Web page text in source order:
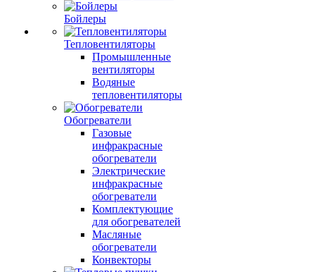
Бойлеры
Тепловентиляторы
Промышленные
вентиляторы
Водяные
тепловентиляторы
Обогреватели
Газовые
инфракрасные
обогреватели
Электрические
инфракрасные
обогреватели
Комплектующие
для обогревателей
Масляные
обогреватели
Конвекторы